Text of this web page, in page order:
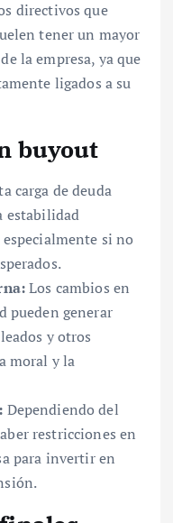
directivos que
tener un mayor
la empresa, ya que
ligados a su
buyout
carga de deuda
estabilidad
si no
Los cambios en
pueden generar
y otros
moral y la
Dependiendo del
restricciones en
para invertir en